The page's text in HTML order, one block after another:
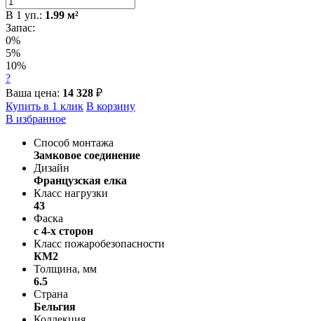
В 1 уп.: 1.99 м²
Запас:
0%
5%
10%
?
Ваша цена: 14 328 ₽
Купить в 1 клик В корзину
В избранное
Способ монтажа
Замковое соединение
Дизайн
Французская елка
Класс нагрузки
43
Фаска
с 4-х сторон
Класс пожаробезопасности
КМ2
Толщина, мм
6.5
Страна
Бельгия